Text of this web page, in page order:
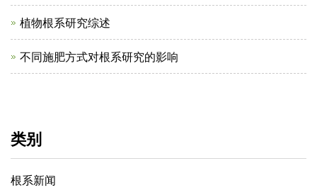
植物根系研究综述
不同施肥方式对根系研究的影响
类别
根系新闻